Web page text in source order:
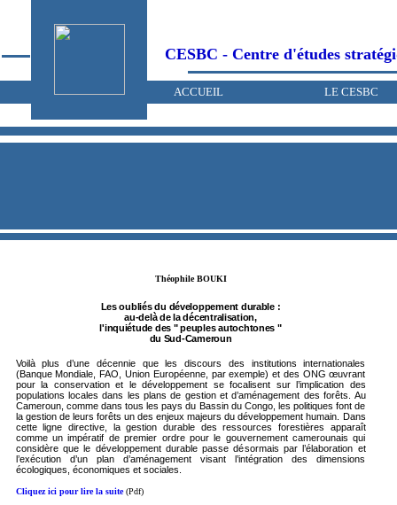
CESBC - Centre d'études
ACCUEIL LE CESBC
Théophile BOUKI
Les oubliés du développement durable :
au-delà de la décentralisation,
l'inquiétude des " peuples autochtones "
du Sud-Cameroun
Voilà plus d’une décennie que les discours des institutions internationales
(Banque Mondiale, FAO, Union Européenne, par exemple) et des ONG œuvrant
pour la conservation et le développement se focalisent sur l’implication des
populations locales dans les plans de gestion et d’aménagement des forêts. Au
Cameroun, comme dans tous les pays du Bassin du Congo, les politiques font de
la gestion de leurs forêts un des enjeux majeurs du développement humain. Dans
cette ligne directive, la gestion durable des ressources forestières apparaît
comme un impératif de premier ordre pour le gouvernement camerounais qui
considère que le développement durable passe désormais par l’élaboration et
l’exécution d’un plan d’aménagement visant l’intégration des dimensions
écologiques, économiques et sociales.
Cliquez ici pour lire la suite (Pdf)